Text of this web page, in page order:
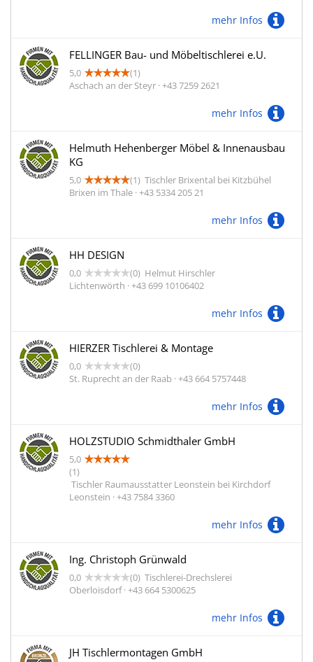
mehr Infos
FELLINGER Bau- und Möbeltischlerei e.U.
5,0
(1)
Aschach an der Steyr · +43 7259 2621
mehr Infos
Helmuth Hehenberger Möbel & Innenausbau
KG
5,0 (1) Tischler Brixental bei Kitzbühel
Brixen im Thale · +43 5334 205 21
mehr Infos
HH DESIGN
0,0 (0) Helmut Hirschler
Lichtenwörth · +43 699 10106402
mehr Infos
HIERZER Tischlerei & Montage
0,0
(0)
St. Ruprecht an der Raab · +43 664 5757448
mehr Infos
HOLZSTUDIO Schmidthaler GmbH
5,0
(1)
Tischler Raumausstatter Leonstein bei Kirchdorf
Leonstein · +43 7584 3360
mehr Infos
Ing. Christoph Grünwald
0,0 (0) Tischlerei-Drechslerei
Oberloisdorf · +43 664 5300625
mehr Infos
JH Tischlermontagen GmbH